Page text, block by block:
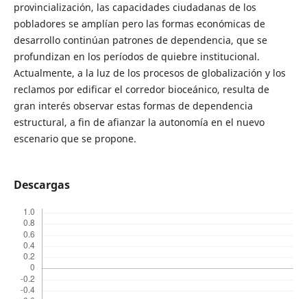
provincialización, las capacidades ciudadanas de los
pobladores se amplían pero las formas económicas de
desarrollo continúan patrones de dependencia, que se
profundizan en los períodos de quiebre institucional.
Actualmente, a la luz de los procesos de globalización y los
reclamos por edificar el corredor bioceánico, resulta de
gran interés observar estas formas de dependencia
estructural, a fin de afianzar la autonomía en el nuevo
escenario que se propone.
Descargas